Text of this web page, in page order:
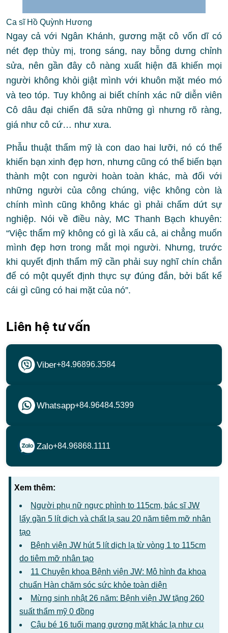
Ca sĩ Hồ Quỳnh Hương
Ngay cả với Ngân Khánh, gương mặt cô vốn dĩ có
nét đẹp thùy mị, trong sáng, nay bỗng dưng chỉnh
sửa, nên gần đây cô nàng xuất hiện đã khiến mọi
người không khỏi giật mình với khuôn mặt méo mó
và teo tóp. Tuy không ai biết chính xác nữ diễn viên
Cô dâu đại chiến đã sửa những gì nhưng rõ ràng,
giá như cô cứ… như xưa.
Phẫu thuật thẩm mỹ là con dao hai lưỡi, nó có thể
khiến bạn xinh đẹp hơn, nhưng cũng có thể biến bạn
thành một con người hoàn toàn khác, mà đối với
những người của công chúng, việc không còn là
chính mình cũng không khác gì phải chấm dứt sự
nghiệp. Nói về điều này, MC Thanh Bạch khuyên:
“Việc thẩm mỹ không có gì là xấu cả, ai chẳng muốn
mình đẹp hơn trong mắt mọi người. Nhưng, trước
khi quyết định thẩm mỹ cần phải suy nghĩ chín chắn
để có một quyết định thực sự đúng đắn, bởi bất kể
cái gì cũng có hai mặt của nó”.
Liên hệ tư vấn
Viber+84.96896.3584
Whatsapp+84.96484.5399
Zalo+84.96868.1111
Xem thêm:
Người phụ nữ ngực phình to 115cm, bác sĩ JW
lấy gần 5 lít dịch và chất lạ sau 20 năm tiêm mỡ nhân
tạo
Bệnh viện JW hút 5 lít dịch lạ từ vòng 1 to 115cm
do tiêm mỡ nhân tạo
11 Chuyên khoa Bệnh viện JW: Mô hình đa khoa
chuẩn Hàn chăm sóc sức khỏe toàn diện
Mừng sinh nhật 26 năm: Bệnh viện JW tặng 260
suất thẩm mỹ 0 đồng
Cậu bé 16 tuổi mang gương mặt khác lạ như cụ